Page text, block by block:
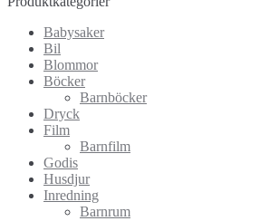
Babysaker
Bil
Blommor
Böcker
Barnböcker
Dryck
Film
Barnfilm
Godis
Husdjur
Inredning
Barnrum